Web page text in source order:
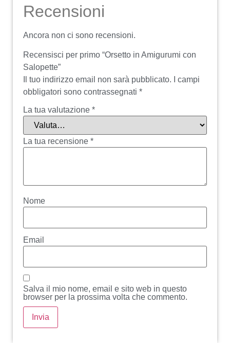
Recensioni
Ancora non ci sono recensioni.
Recensisci per primo “Orsetto in Amigurumi con
Salopette”
Il tuo indirizzo email non sarà pubblicato.
I campi
obbligatori sono contrassegnati *
La tua valutazione *
La tua recensione *
Nome
Email
Salva il mio nome, email e sito web in questo
browser per la prossima volta che commento.